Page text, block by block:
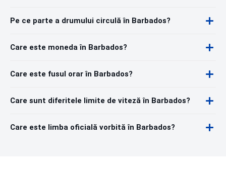
Pe ce parte a drumului circulă în Barbados?
Care este moneda în Barbados?
Care este fusul orar în Barbados?
Care sunt diferitele limite de viteză în Barbados?
Care este limba oficială vorbită în Barbados?